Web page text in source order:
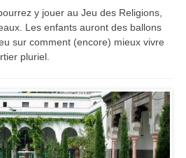
y jouer au Jeu des Religions,
Les enfants auront des ballons
sur comment (encore) mieux vivre
pluriel.